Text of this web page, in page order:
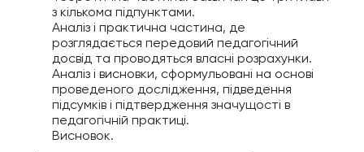
з кількома підпунктами.
Аналіз і практична частина, де
розглядається передовий педагогічний
досвід та проводяться власні розрахунки.
Аналіз і висновки, сформульовані на основі
проведеного дослідження, підведення
підсумків і підтвердження значущості в
педагогічній практиці.
Висновок.